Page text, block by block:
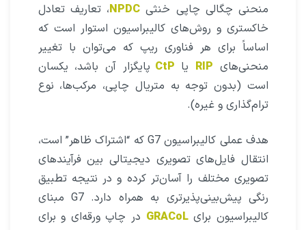
منحنی چگالی چاپی خنثی NPDC، تعاریف تعادل
خاکستری و روش‌های کالیبراسیون استوار است که
اساساً برای هر فناوری ریپ که می‌توان با تغییر
منحنی‌های RIP یا CtP پایگزار آن باشد، یکسان
است (بدون توجه به متریال چاپی، مرکب‌ها، نوع
ترام‌گذاری و غیره).
هدف عملی کالیبراسیون G7 که “اشتراک ظاهر” است،
انتقال فایل‌های تصویری دیجیتالی بین فرآیندهای
تصویری مختلف را آسان‌تر کرده و در نتیجه تطبیق
رنگی پیش‌بینی‌پذیر‌تری به همراه دارد. G7 مبنای
کالیبراسیون برایGRACoL در چاپ ورقه‌ای و برای